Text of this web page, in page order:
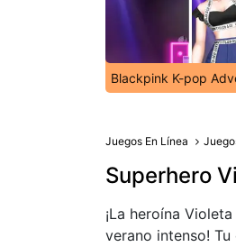
Blackpink K-pop
Juegos En Línea
Superhero
¡La heroína
verano intenso!